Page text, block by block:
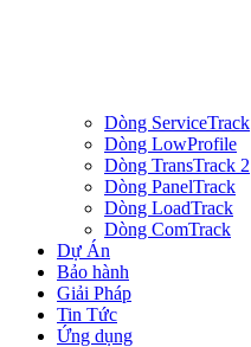
Dòng ServiceTrack
Dòng LowProfile
Dòng TransTrack 2
Dòng PanelTrack
Dòng LoadTrack
Dòng ComTrack
Dự Án
Bảo hành
Giải Pháp
Tin Tức
Ứng dụng